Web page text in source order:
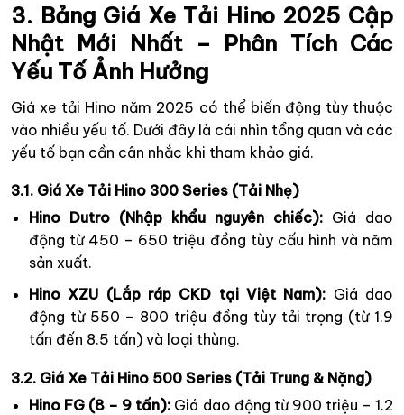
3. Bảng Giá Xe Tải Hino 2025 Cập
Nhật Mới Nhất – Phân Tích Các
Yếu Tố Ảnh Hưởng
Giá xe tải Hino năm 2025 có thể biến động tùy thuộc
vào nhiều yếu tố. Dưới đây là cái nhìn tổng quan và các
yếu tố bạn cần cân nhắc khi tham khảo giá.
3.1. Giá Xe Tải Hino 300 Series (Tải Nhẹ)
Hino Dutro (Nhập khẩu nguyên chiếc): Giá dao
động từ 450 – 650 triệu đồng tùy cấu hình và năm
sản xuất.
Hino XZU (Lắp ráp CKD tại Việt Nam): Giá dao
động từ 550 – 800 triệu đồng tùy tải trọng (từ 1.9
tấn đến 8.5 tấn) và loại thùng.
3.2. Giá Xe Tải Hino 500 Series (Tải Trung & Nặng)
Hino FG (8 – 9 tấn): Giá dao động từ 900 triệu – 1.2